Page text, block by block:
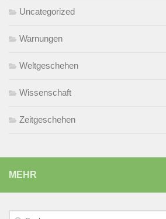
Uncategorized
Warnungen
Weltgeschehen
Wissenschaft
Zeitgeschehen
MEHR
Suchen